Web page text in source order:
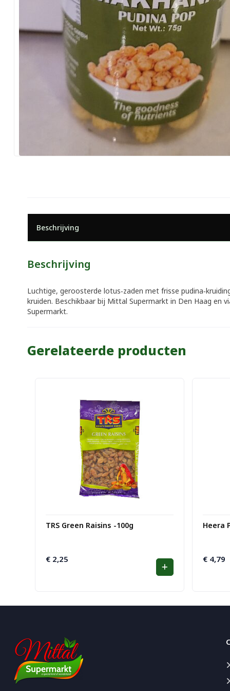
Beschrijving
Beschrijving
Luchtige, geroosterde lotus‑zaden met frisse
kruiden. Beschikbaar bij Mittal Supermarkt in Den Haag en
Supermarkt.
Gerelateerde producten
TRS Green Raisins -100g
€2,25
Heera
€4,79